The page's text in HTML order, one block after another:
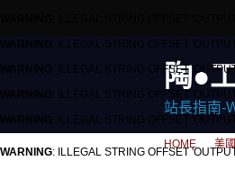
WARNING: ILLEGAL STRING OFFSET
WARNING: ILLEGAL STRING OFFSET
WARNING: ILLEGAL STRING OFFSET
WARNING: ILLEGAL STRING OFFSET
HOME
美
陶●
站長指南-
WARNING: ILLEGAL STRING OFFSET